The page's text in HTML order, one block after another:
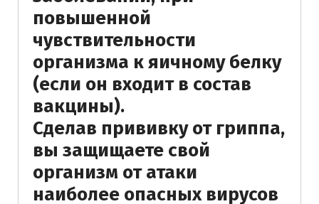
повышенной
чувствительности
организма к яичному белку
(если он входит в состав
вакцины).
Сделав прививку от гриппа,
вы защищаете свой
организм от атаки
наиболее опасных вирусов